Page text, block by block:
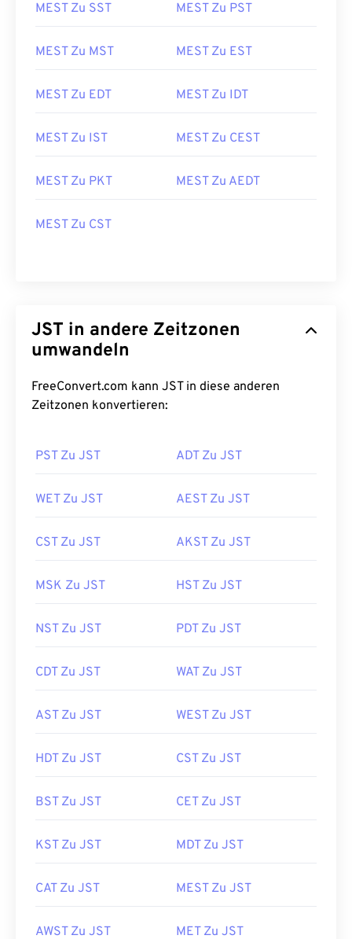
MEST Zu SST MEST Zu PST
MEST Zu MST MEST Zu EST
MEST Zu EDT MEST Zu IDT
MEST Zu IST MEST Zu CEST
MEST Zu PKT MEST Zu AEDT
MEST Zu CST
JST in andere Zeitzonen
umwandeln
FreeConvert.com kann JST in diese anderen
Zeitzonen konvertieren:
PST Zu JST ADT Zu JST
WET Zu JST AEST Zu JST
CST Zu JST AKST Zu JST
MSK Zu JST HST Zu JST
NST Zu JST PDT Zu JST
CDT Zu JST WAT Zu JST
AST Zu JST WEST Zu JST
HDT Zu JST CST Zu JST
BST Zu JST CET Zu JST
KST Zu JST MDT Zu JST
CAT Zu JST MEST Zu JST
AWST Zu JST MET Zu JST